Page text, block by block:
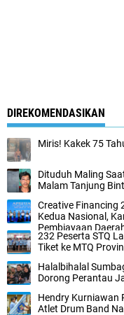
DIREKOMENDASIKAN
Miris! Kakek 75
Dituduh Maling
Malam Tanjung
Creative Financing
Kedua Nasional,
Pembiayaan
232 Peserta STQ
Tiket ke MTQ
Halalbihalal
Dorong Perantau
Hendry Kurniawan
Atlet Drum Band